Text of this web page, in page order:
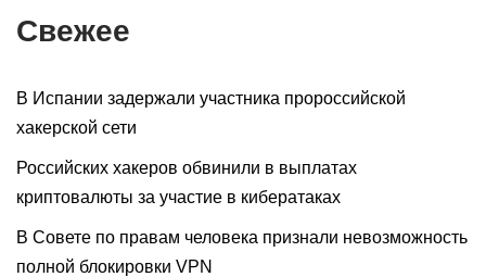
Свежее
В Испании задержали участника пророссийской
хакерской сети
Российских хакеров обвинили в выплатах
криптовалюты за участие в кибератаках
В Совете по правам человека признали невозможность
полной блокировки VPN